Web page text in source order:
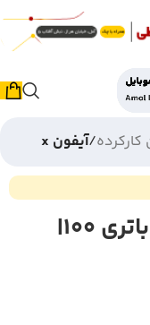
آیفون x
آیفون X | حافظه 64گیگ| باتری 100|